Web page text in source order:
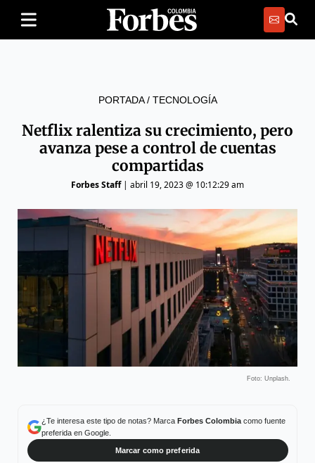
PORTADA/ TECNOLOGÍA
Netflix ralentiza su crecimiento, pero
avanza pese a control de cuentas
compartidas
Forbes Staff| abril 19, 2023 @ 10:12:29 am
Foto: Unplash.
¿Te interesa este tipo de notas? Marca Forbes Colombiacomo fuente
preferida en Google.
Marcar como preferida